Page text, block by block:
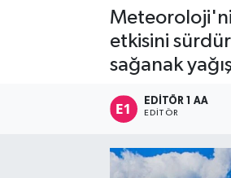
etkisini
sağanak
EDITÖR 1 AA
EDITÖR